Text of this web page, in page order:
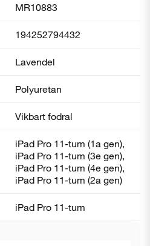
MR10883
194252794432
Lavendel
Polyuretan
Vikbart fodral
iPad Pro 11-tum (1a gen),
iPad Pro 11-tum (3e gen),
iPad Pro 11-tum (4e gen),
iPad Pro 11-tum (2a gen)
iPad Pro 11-tum